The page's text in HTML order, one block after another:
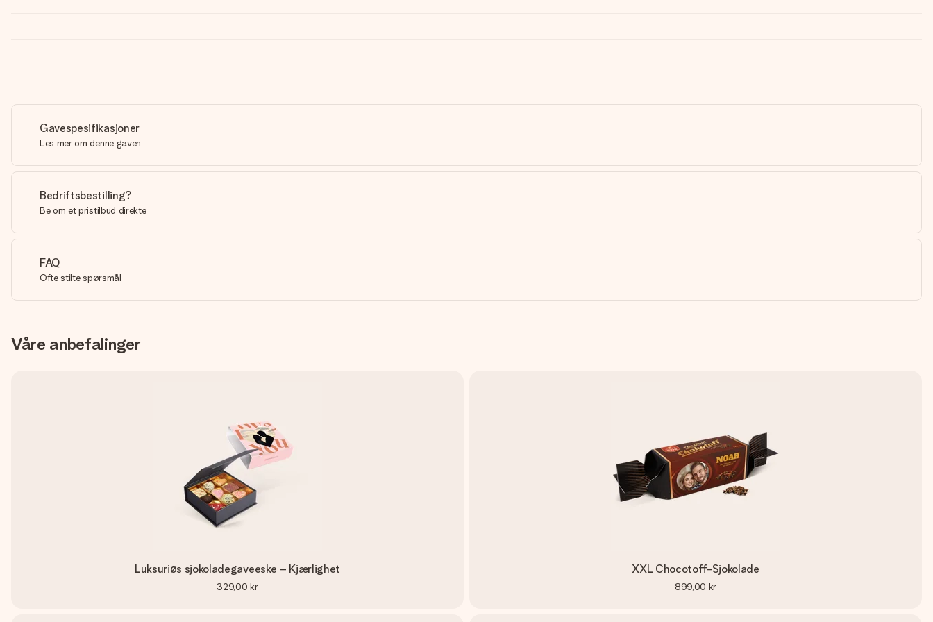
Gavespesifikasjoner
Les mer om denne gaven
Bedriftsbestilling?
Be om et pristilbud direkte
FAQ
Ofte stilte spørsmål
Våre anbefalinger
Luksuriøs sjokoladegaveeske – Kjærlighet
329,00 kr
XXL Chocotoff-Sjokolade
899,00 kr